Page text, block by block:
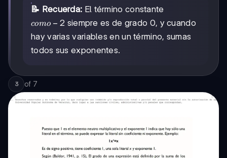
📝 Recuerda: El término constante
como
-2
como − 2 siempre es de grado 0, y cuando
hay varias variables en un término, sumas
todos sus exponentes.
3 of 7